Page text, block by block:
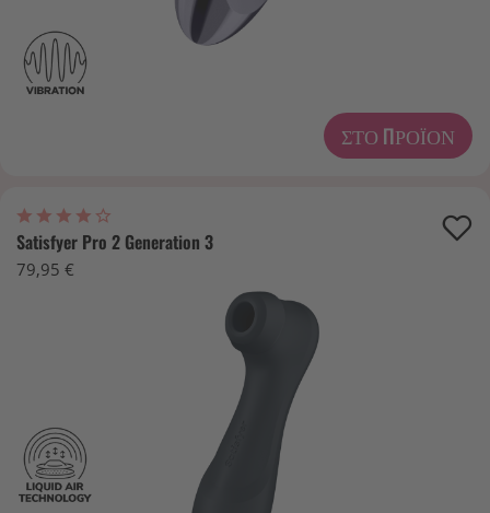
ΣΤΟ ΠΡΟΪΌΝ
Satisfyer Pro 2 Generation 3
79,95 €